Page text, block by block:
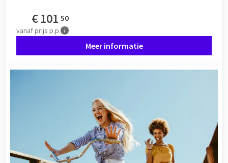
€101 50
vanafprijs p.p.
Meer informatie